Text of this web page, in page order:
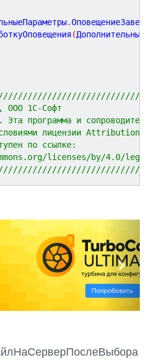
.
(
1С-Софт
программа и
лицензии
по ссылке:
licenses/by/4.0/
e
x
t